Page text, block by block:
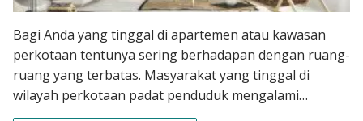
Bagi Anda yang tinggal di apartemen atau kawasan
perkotaan tentunya sering berhadapan dengan ruang-
ruang yang terbatas. Masyarakat yang tinggal di
wilayah perkotaan padat penduduk mengalami…